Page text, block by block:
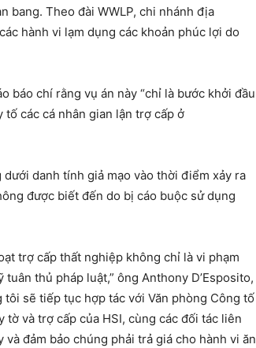
bang. Theo đài WWLP, chi nhánh địa
hành vi lạm dụng các khoản phúc lợi do
báo chí rằng vụ án này “chỉ là bước khởi đầu
các cá nhân gian lận trợ cấp ở
danh tính giả mạo vào thời điểm xảy ra
được biết đến do bị cáo buộc sử dụng
trợ cấp thất nghiệp không chỉ là vi phạm
thủ pháp luật,” ông Anthony D’Esposito,
tôi sẽ tiếp tục hợp tác với Văn phòng Công tố
và trợ cấp của HSI, cùng các đối tác liên
đảm bảo chúng phải trả giá cho hành vi ăn